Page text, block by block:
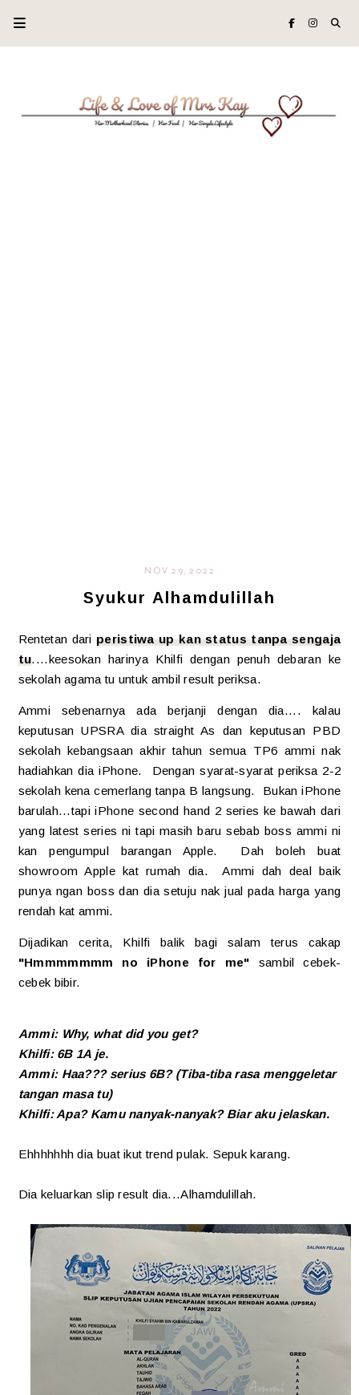
NOV 29, 2022
Syukur Alhamdulillah
Rentetan dariperistiwa up kan status tanpa sengaja
tu....keesokan harinya Khilfi dengan penuh debaran ke
sekolah agama tu untuk ambil result periksa.
Ammi sebenarnya ada berjanji dengan dia.... kalau
keputusan UPSRA dia straight As dan keputusan PBD
sekolah kebangsaan akhir tahun semua TP6 ammi nak
hadiahkan dia iPhone. Dengan syarat-syarat periksa 2-2
sekolah kena cemerlang tanpa B langsung. Bukan iPhone
barulah...tapi iPhone second hand 2 series ke bawah dari
yang latest series ni tapi masih baru sebab boss ammi ni
kan pengumpul barangan Apple. Dah boleh buat
showroom Apple kat rumah dia. Ammi dah deal baik
punya ngan boss dan dia setuju nak jual pada harga yang
rendah kat ammi.
Dijadikan cerita, Khilfi balik bagi salam terus cakap
"Hmmmmmmm no iPhone for me" sambil cebek-
cebek bibir.
Ammi: Why, what did you get?
Khilfi: 6B 1A je.
Ammi: Haa??? serius 6B? (Tiba-tiba rasa menggeletar
tangan masa tu)
Khilfi: Apa? Kamu nanyak-nanyak? Biar aku jelaskan.
Ehhhhhhh dia buat ikut trend pulak. Sepuk karang.
Dia keluarkan slip result dia...Alhamdulillah.